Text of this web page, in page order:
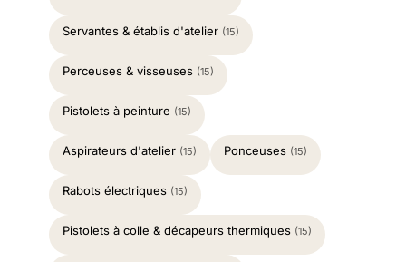
Servantes & établis d'atelier (15)
Perceuses & visseuses (15)
Pistolets à peinture (15)
Aspirateurs d'atelier (15) Ponceuses (15)
Rabots électriques (15)
Pistolets à colle & décapeurs thermiques (15)